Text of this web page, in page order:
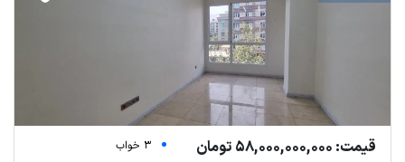
قیمت: 58,000,000,000 تومان
3 خواب